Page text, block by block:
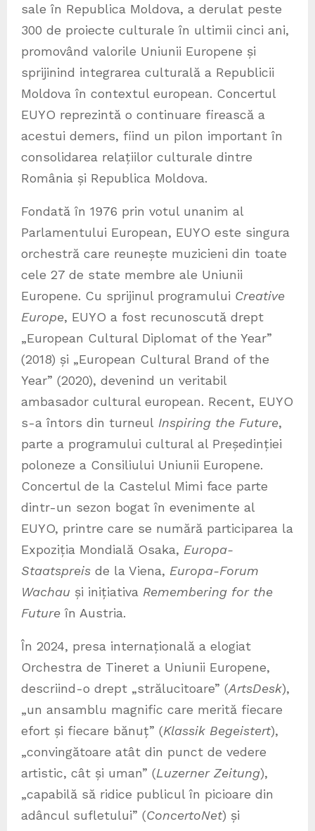
sale în Republica Moldova, a derulat peste
300 de proiecte culturale în ultimii cinci ani,
promovând valorile Uniunii Europene și
sprijinind integrarea culturală a Republicii
Moldova în contextul european. Concertul
EUYO reprezintă o continuare firească a
acestui demers, fiind un pilon important în
consolidarea relațiilor culturale dintre
România și Republica Moldova.
Fondată în 1976 prin votul unanim al
Parlamentului European, EUYO este singura
orchestră care reunește muzicieni din toate
cele 27 de state membre ale Uniunii
Europene. Cu sprijinul programului Creative
Europe, EUYO a fost recunoscută drept
„European Cultural Diplomat of the Year”
(2018) și „European Cultural Brand of the
Year” (2020), devenind un veritabil
ambasador cultural european. Recent, EUYO
s-a întors din turneul Inspiring the Future,
parte a programului cultural al Președinției
poloneze a Consiliului Uniunii Europene.
Concertul de la Castelul Mimi face parte
dintr-un sezon bogat în evenimente al
EUYO, printre care se numără participarea la
Expoziția Mondială Osaka, Europa-
Staatspreis de la Viena, Europa-Forum
Wachau și inițiativa Remembering for the
Future în Austria.
În 2024, presa internațională a elogiat
Orchestra de Tineret a Uniunii Europene,
descriind-o drept „strălucitoare” (ArtsDesk),
„un ansamblu magnific care merită fiecare
efort și fiecare bănuț” (Klassik Begeistert),
„convingătoare atât din punct de vedere
artistic, cât și uman” (Luzerner Zeitung),
„capabilă să ridice publicul în picioare din
adâncul sufletului” (ConcertoNet) și